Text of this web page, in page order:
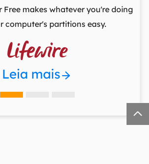
Free makes whatever you're doing
computer's partitions easy.

Leia mais
